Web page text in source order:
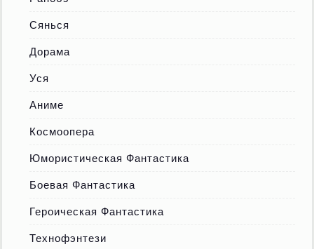
Сянься
Дорама
Уся
Аниме
Космоопера
Юмористическая Фантастика
Боевая Фантастика
Героическая Фантастика
Технофэнтези